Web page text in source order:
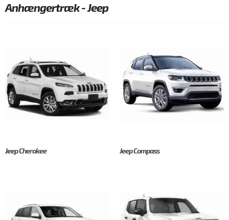
Anhængertræk - Jeep
Jeep Cherokee Jeep Compass